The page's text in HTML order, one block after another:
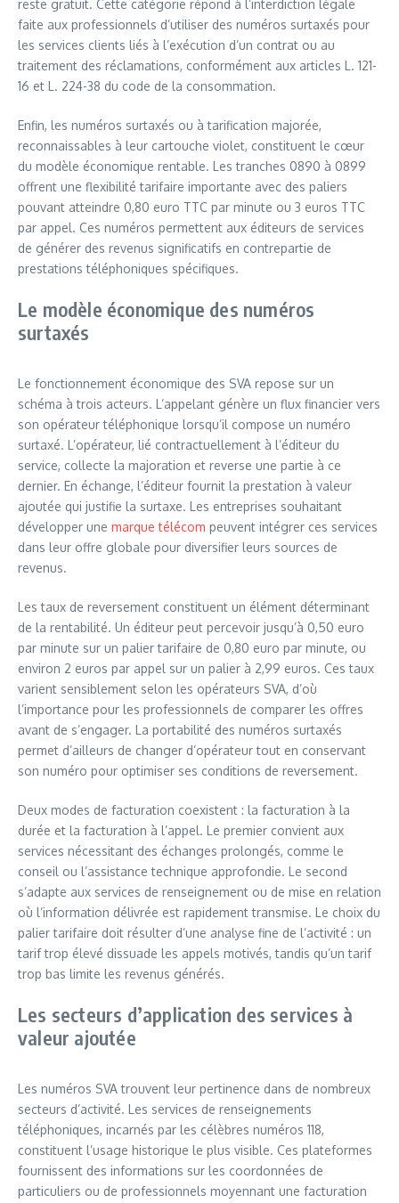
reste gratuit. Cette catégorie répond à l’interdiction légale
faite aux professionnels d’utiliser des numéros surtaxés pour
les services clients liés à l’exécution d’un contrat ou au
traitement des réclamations, conformément aux articles L. 121-
16 et L. 224-38 du code de la consommation.
Enfin, les numéros surtaxés ou à tarification majorée,
reconnaissables à leur cartouche violet, constituent le cœur
du modèle économique rentable. Les tranches 0890 à 0899
offrent une flexibilité tarifaire importante avec des paliers
pouvant atteindre 0,80 euro TTC par minute ou 3 euros TTC
par appel. Ces numéros permettent aux éditeurs de services
de générer des revenus significatifs en contrepartie de
prestations téléphoniques spécifiques.
Le modèle économique des numéros
surtaxés
Le fonctionnement économique des SVA repose sur un
schéma à trois acteurs. L’appelant génère un flux financier vers
son opérateur téléphonique lorsqu’il compose un numéro
surtaxé. L’opérateur, lié contractuellement à l’éditeur du
service, collecte la majoration et reverse une partie à ce
dernier. En échange, l’éditeur fournit la prestation à valeur
ajoutée qui justifie la surtaxe. Les entreprises souhaitant
développer une marque télécom peuvent intégrer ces services
dans leur offre globale pour diversifier leurs sources de
revenus.
Les taux de reversement constituent un élément déterminant
de la rentabilité. Un éditeur peut percevoir jusqu’à 0,50 euro
par minute sur un palier tarifaire de 0,80 euro par minute, ou
environ 2 euros par appel sur un palier à 2,99 euros. Ces taux
varient sensiblement selon les opérateurs SVA, d’où
l’importance pour les professionnels de comparer les offres
avant de s’engager. La portabilité des numéros surtaxés
permet d’ailleurs de changer d’opérateur tout en conservant
son numéro pour optimiser ses conditions de reversement.
Deux modes de facturation coexistent : la facturation à la
durée et la facturation à l’appel. Le premier convient aux
services nécessitant des échanges prolongés, comme le
conseil ou l’assistance technique approfondie. Le second
s’adapte aux services de renseignement ou de mise en relation
où l’information délivrée est rapidement transmise. Le choix du
palier tarifaire doit résulter d’une analyse fine de l’activité : un
tarif trop élevé dissuade les appels motivés, tandis qu’un tarif
trop bas limite les revenus générés.
Les secteurs d’application des services à
valeur ajoutée
Les numéros SVA trouvent leur pertinence dans de nombreux
secteurs d’activité. Les services de renseignements
téléphoniques, incarnés par les célèbres numéros 118,
constituent l’usage historique le plus visible. Ces plateformes
fournissent des informations sur les coordonnées de
particuliers ou de professionnels moyennant une facturation